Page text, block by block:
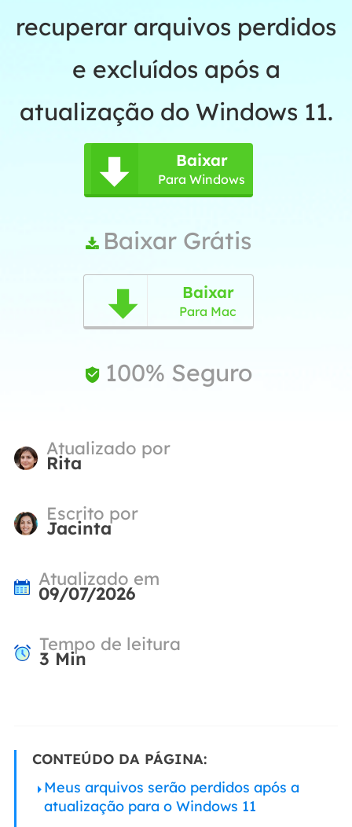
recuperar arquivos perdidos
e excluídos após a
atualização do Windows 11.
 Baixar
Para Windows
 Baixar Grátis
 Baixar
Para Mac
 100% Seguro
Atualizado por
Rita
Escrito por
Jacinta
Atualizado em
09/07/2026
Tempo de leitura
3 Min
CONTEÚDO DA PÁGINA:
Meus arquivos serão perdidos após a
atualização para o Windows 11